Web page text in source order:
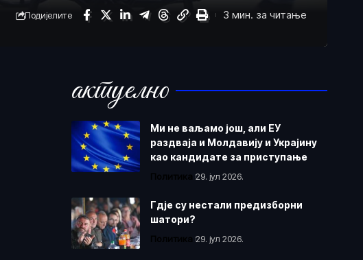
Подијелите 3 мин. за читање
актуелно
Ми не ваљамо још, али ЕУ
раздваја и Молдавију и Украјину
као кандидате за приступање
Политика 29. јул 2026.
Гдје су нестали предизборни
шатори?
Политика 29. јул 2026.